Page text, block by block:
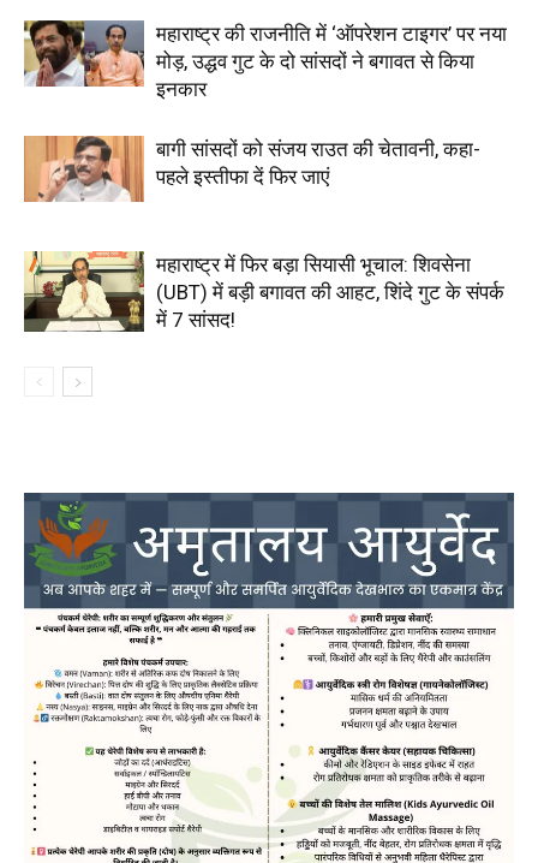
महाराष्ट्र की राजनीति में ‘ऑपरेशन टाइगर’ पर नया
मोड़, उद्धव गुट के दो सांसदों ने बगावत से किया
इनकार
बागी सांसदों को संजय राउत की चेतावनी, कहा-
पहले इस्तीफा दें फिर जाएं
महाराष्ट्र में फिर बड़ा सियासी भूचाल: शिवसेना
(UBT) में बड़ी बगावत की आहट, शिंदे गुट के संपर्क
में 7 सांसद!